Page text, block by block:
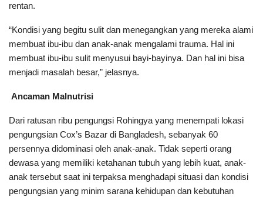
rentan.
“Kondisi yang begitu sulit dan menegangkan yang mereka alami
membuat ibu-ibu dan anak-anak mengalami trauma. Hal ini
membuat ibu-ibu sulit menyusui bayi-bayinya. Dan hal ini bisa
menjadi masalah besar,” jelasnya.
Ancaman Malnutrisi
Dari ratusan ribu pengungsi Rohingya yang menempati lokasi
pengungsian Cox’s Bazar di Bangladesh, sebanyak 60
persennya didominasi oleh anak-anak. Tidak seperti orang
dewasa yang memiliki ketahanan tubuh yang lebih kuat, anak-
anak tersebut saat ini terpaksa menghadapi situasi dan kondisi
pengungsian yang minim sarana kehidupan dan kebutuhan